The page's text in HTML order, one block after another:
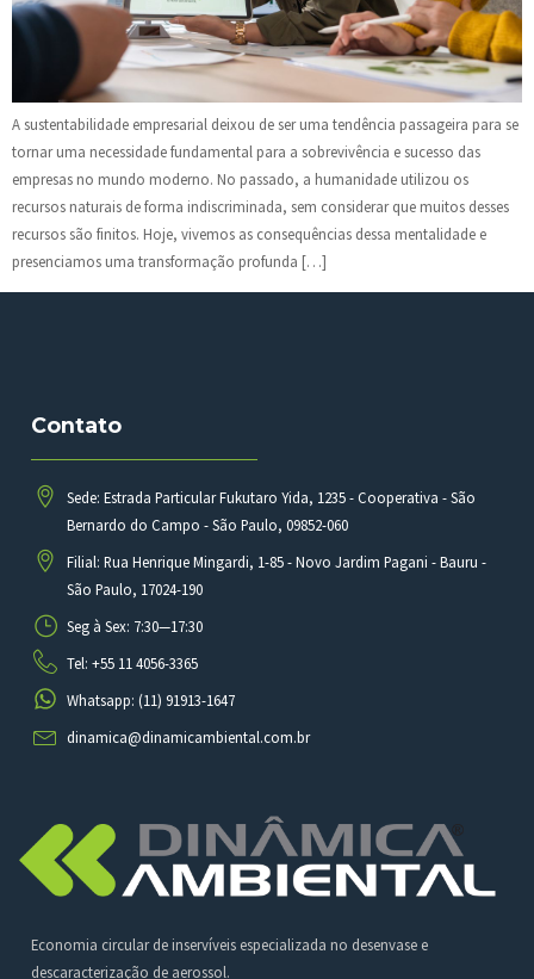
A sustentabilidade empresarial deixou de ser uma tendência passageira para se
tornar uma necessidade fundamental para a sobrevivência e sucesso das
empresas no mundo moderno. No passado, a humanidade utilizou os
recursos naturais de forma indiscriminada, sem considerar que muitos desses
recursos são finitos. Hoje, vivemos as consequências dessa mentalidade e
presenciamos uma transformação profunda […]
Economia circular de inservíveis especializada no desenvase e
descaracterização de aerossol.
Contato
Sede: Estrada Particular Fukutaro Yida, 1235 - Cooperativa - São
Bernardo do Campo - São Paulo, 09852-060
Filial: Rua Henrique Mingardi, 1-85 - Novo Jardim Pagani - Bauru -
São Paulo, 17024-190
Seg à Sex: 7:30—17:30
Tel: +55 11 4056-3365
Whatsapp: (11) 91913-1647
dinamica@dinamicambiental.com.br